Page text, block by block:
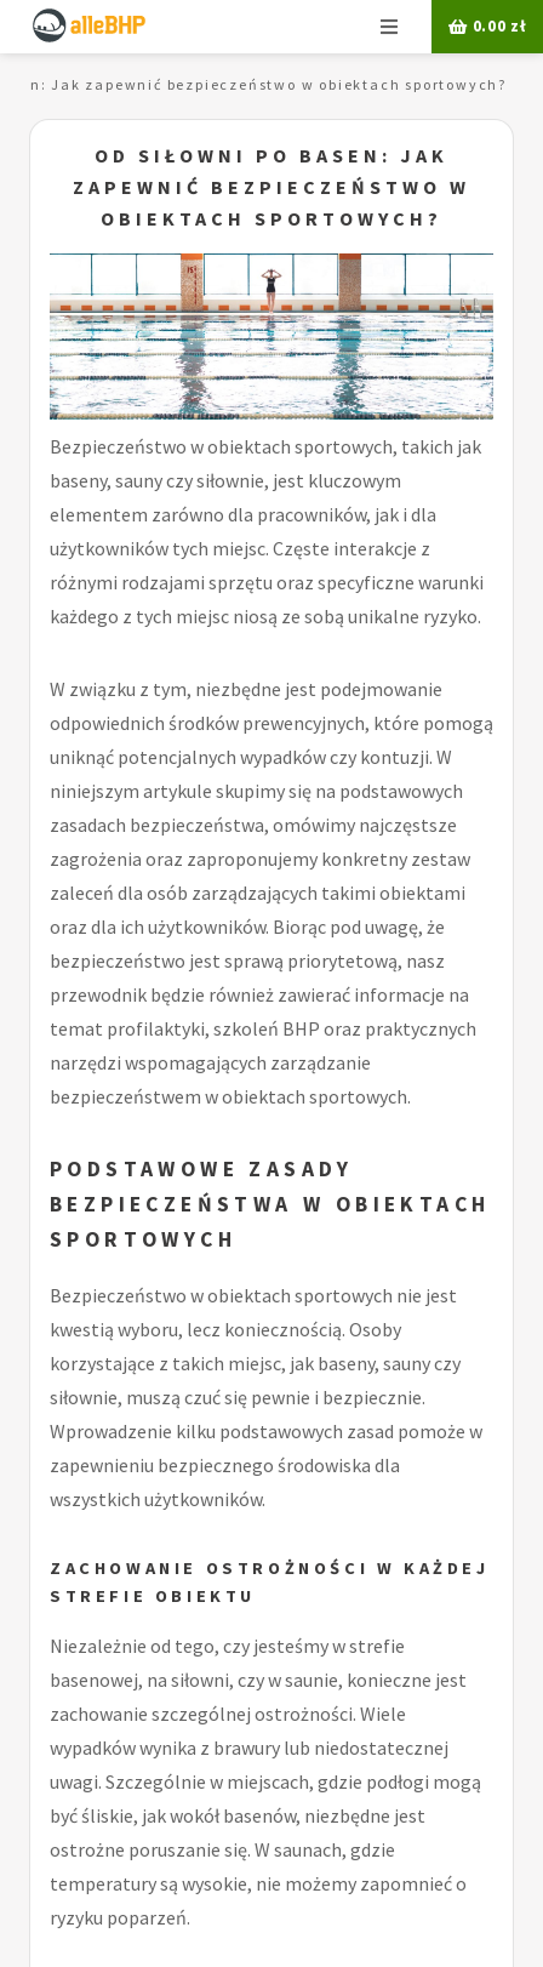
Menu 0.00 zł
Jak zapewnić bezpieczeństwo w obiektach sportowych?
OD SIŁOWNI PO BASEN: JAK
ZAPEWNIĆ BEZPIECZEŃSTWO W
OBIEKTACH SPORTOWYCH?
Bezpieczeństwo w obiektach sportowych, takich jak
baseny, sauny czy siłownie, jest kluczowym
elementem zarówno dla pracowników, jak i dla
użytkowników tych miejsc. Częste interakcje z
różnymi rodzajami sprzętu oraz specyficzne warunki
każdego z tych miejsc niosą ze sobą unikalne ryzyko.
W związku z tym, niezbędne jest podejmowanie
odpowiednich środków prewencyjnych, które pomogą
uniknąć potencjalnych wypadków czy kontuzji. W
niniejszym artykule skupimy się na podstawowych
zasadach bezpieczeństwa, omówimy najczęstsze
zagrożenia oraz zaproponujemy konkretny zestaw
zaleceń dla osób zarządzających takimi obiektami
oraz dla ich użytkowników. Biorąc pod uwagę, że
bezpieczeństwo jest sprawą priorytetową, nasz
przewodnik będzie również zawierać informacje na
temat profilaktyki, szkoleń BHP oraz praktycznych
narzędzi wspomagających zarządzanie
bezpieczeństwem w obiektach sportowych.
PODSTAWOWE ZASADY
BEZPIECZEŃSTWA W OBIEKTACH
SPORTOWYCH
Bezpieczeństwo w obiektach sportowych nie jest
kwestią wyboru, lecz koniecznością. Osoby
korzystające z takich miejsc, jak baseny, sauny czy
siłownie, muszą czuć się pewnie i bezpiecznie.
Wprowadzenie kilku podstawowych zasad pomoże w
zapewnieniu bezpiecznego środowiska dla
wszystkich użytkowników.
ZACHOWANIE OSTROŻNOŚCI W KAŻDEJ
STREFIE OBIEKTU
Niezależnie od tego, czy jesteśmy w strefie
basenowej, na siłowni, czy w saunie, konieczne jest
zachowanie szczególnej ostrożności. Wiele
wypadków wynika z brawury lub niedostatecznej
uwagi. Szczególnie w miejscach, gdzie podłogi mogą
być śliskie, jak wokół basenów, niezbędne jest
ostrożne poruszanie się. W saunach, gdzie
temperatury są wysokie, nie możemy zapomnieć o
ryzyku poparzeń.